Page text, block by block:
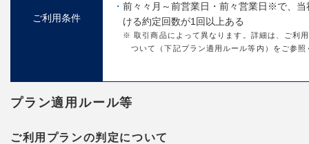
ご利用条件
前々々月～前営業日・前々営業日※で、当
ける約定回数が1回以上ある
※ 取引商品によって異なります。詳細は、ご利
ついて（下記プラン適用ルール等内）をご参照
プラン適用ルール等
ご利用プランの判定について